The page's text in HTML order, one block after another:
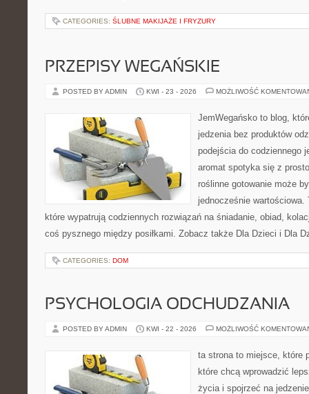
CATEGORIES: ŚLUBNE MAKIJAŻE I FRYZURY
PRZEPISY WEGAŃSKIE
POSTED BY ADMIN KWI - 23 - 2026 MOŻLIWOŚĆ
JemWegańsko to blog,
jedzenia bez produktów
podejścia do codziennego
aromat spotyka się z
roślinne gotowanie może
jednocześnie wartościowa.
które wypatrują codziennych rozwiązań na śniadanie, obiad,
coś pysznego między posiłkami. Zobacz także Dla Dzieci i Dla
CATEGORIES: DOM
PSYCHOLOGIA ODCHUDZANIA
POSTED BY ADMIN KWI - 22 - 2026 MOŻLIWOŚĆ
ta strona to miejsce, które
które chcą wprowadzić
życia i spojrzeć na